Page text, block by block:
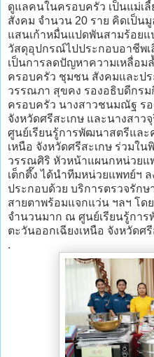
ดูแลคนในครอบครัว เป็นแม่เลี้
สังคม จำนวน 20 ราย คิดเป็น
แสนเก้าหมื่นแปดพันสามร้อยแ
วัสดุอุปกรณ์ไปประกอบอาชีพ
เป็นการลดปัญหาความเหลื่อม
ครอบครัว ชุมชน สังคมและปร
วรรณภา สุขคง รองอธิบดีกร
ครอบครัว นางสาวชนมณัฐ ร
จังหวัดศรีสะเกษ และนางสาว
ศูนย์เรียนรู้การพัฒนาสตรีและ
เหนือ จังหวัดศรีสะเกษ ร่วมใ
วรรณศิริ หัวหน้าแผนกหน่วยแ
เต็กตึ๊ง ได้นำทีมหน่วยแพทย์ฯ
ประกอบด้วย บริการตรวจรักษ
สายตาพร้อมแจกแว่น ฯลฯ โด
จำนวนมาก ณ ศูนย์เรียนรู้กา
ตะวันออกเฉียงเหนือ จังหวัดศ
.